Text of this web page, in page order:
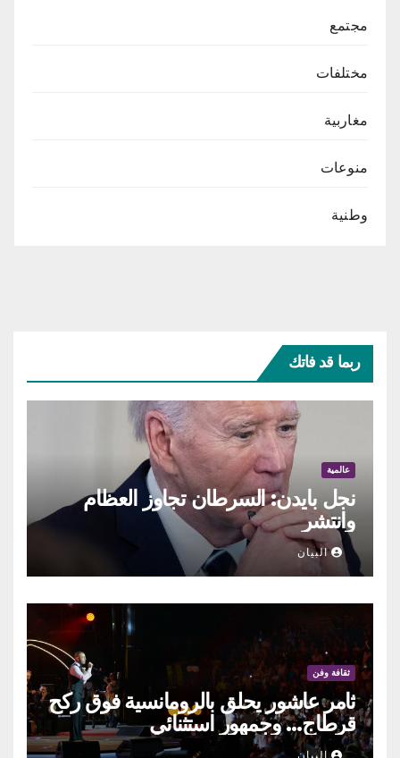
مجتمع
مختلفات
مغاربية
منوعات
وطنية
ربما قد فاتك
عالمية
نجل بايدن: السرطان تجاوز العظام
وانتشر
البيان
ثقافة وفن
ثامر عاشور يحلق بالرومانسية فوق ركح
قرطاج… وجمهور استثنائي
البيان